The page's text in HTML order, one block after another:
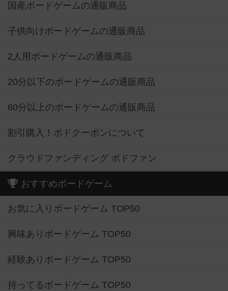
国産ボードゲームの通販商品
子供向けボードゲームの通販商品
2人用ボードゲームの通販商品
20分以下のボードゲームの通販商品
60分以上のボードゲームの通販商品
割引購入！ボドクーポンについて
クラウドファンディング ボドファン
おすすめボードゲーム
お気に入りボードゲーム TOP50
興味ありボードゲーム TOP50
経験ありボードゲーム TOP50
持ってるボードゲーム TOP50